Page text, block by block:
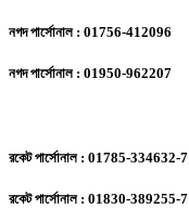
নগদ পার্সোনাল : 01756-412096
নগদ পার্সোনাল : 01950-962207
রকেট পার্সোনাল : 01785-334632-7
রকেট পার্সোনাল : 01830-389255-7